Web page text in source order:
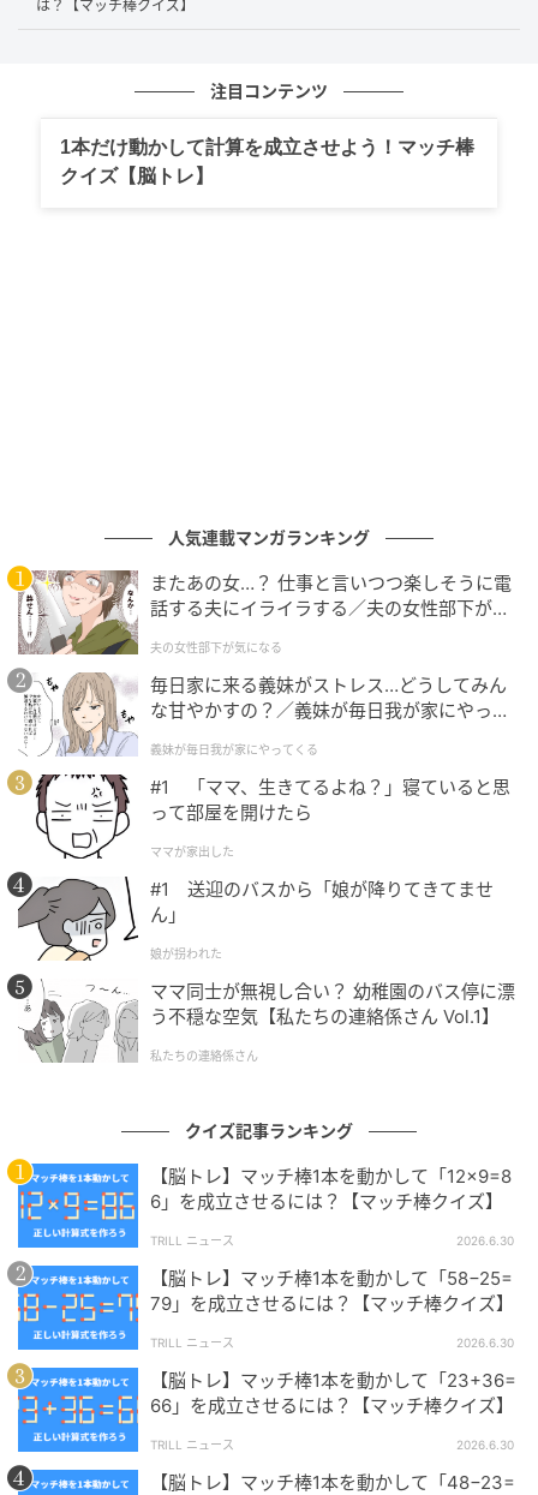
そして、マッチ棒を右に移動させて、右辺にある
すると…
今回は、「+」から縦のマッチ棒を1本動かして、
「15」を「19」とすることで正解となります。
まとめ
今回の問題は楽しめたでしょうか？
マッチ棒クイズは、シンプルですが頭の体操となり柔
軟な思考を養うために役立ちます。
一人でも十分楽しめますが、大人数で遊んでみると何
倍も楽しめますよ。
※ご紹介した方法の他に、複数解が存在する場合があ
ります。
問題制作：株式会社 キュービック（HP ）
株式会社キュービックは、さまざまな場面でご利用い
ただけるクイズ問題のご提供、クイズイベントの構築
を主な業務とする日本初の「クイズの総合商社」で
す。クイズに関することなら何でもお気軽にご相談く
ださい。
は？【マッチ棒クイズ】
注目コンテンツ
1本だけ動かして計算を成立させよう！マッチ棒
クイズ【脳トレ】
人気連載マンガランキング
またあの女…？ 仕事と言いつつ楽しそうに電
話する夫にイライラする／夫の女性部下が気
夫の女性部下が気になる
毎日家に来る義妹がストレス…どうしてみん
な甘やかすの？／義妹が毎日我が家にやって
が】
義妹が毎日我が家にやってくる
#1 「ママ、生きてるよね？」寝ていると思
って部屋を開けたら
ママが家出した
#1 送迎のバスから「娘が降りてきてませ
ん」
娘が拐われた
ママ同士が無視し合い？ 幼稚園のバス停に漂
う不穏な空気【私たちの連絡係さん Vol.1】
私たちの連絡係さん
クイズ記事ランキング
【脳トレ】マッチ棒1本を動かして「12×9=8
6」を成立させるには？【マッチ棒クイズ】
TRILL ニュース 2026.6.30
【脳トレ】マッチ棒1本を動かして「58−25=
79」を成立させるには？【マッチ棒クイズ】
TRILL ニュース 2026.6.30
【脳トレ】マッチ棒1本を動かして「23+36=
66」を成立させるには？【マッチ棒クイズ】
TRILL ニュース 2026.6.30
【脳トレ】マッチ棒1本を動かして「48−23=